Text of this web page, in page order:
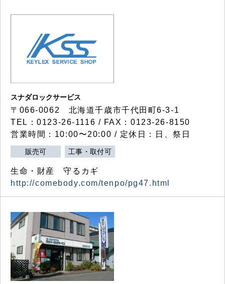
スナダロックサービス
〒066-0062 北海道千歳市千代田町6-3-1
TEL：0123-26-1116 / FAX：0123-26-8150
営業時間：10:00〜20:00 / 定休日：日、祭日
販売可 工事・取付可
生命・財産 守るカギ
http://comebody.com/tenpo/pg47.html